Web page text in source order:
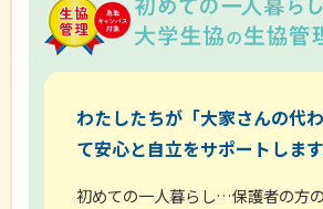
わたしたちが「大家さんの代
て安心と自立をサポートします
初めての一人暮らし…保護者の方